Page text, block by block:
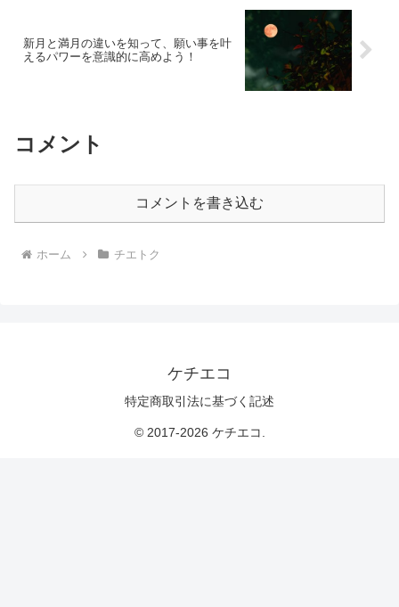
新月と満月の違いを知って、願い事を叶
えるパワーを意識的に高めよう！
コメント
コメントを書き込む
ホーム チエトク
ケチエコ
特定商取引法に基づく記述
© 2017-2026 ケチエコ.